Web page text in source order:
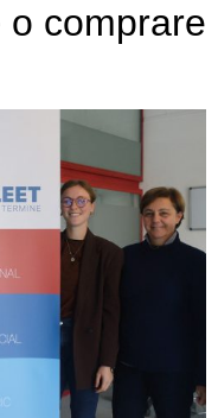
o comprare